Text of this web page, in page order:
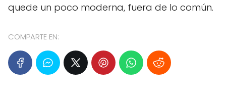
quede un poco moderna, fuera de lo común.
COMPARTE EN: